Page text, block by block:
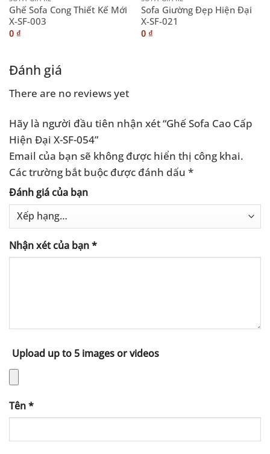
Ghế Sofa Cong Thiết Kế Mới
X-SF-003
0 ₫
Sofa Giường Đẹp Hiện Đại
X-SF-021
0 ₫
Đánh giá
There are no reviews yet
Hãy là người đầu tiên nhận xét “Ghế Sofa Cao Cấp
Hiện Đại X-SF-054”
Email của bạn sẽ không được hiển thị công khai.
Các trường bắt buộc được đánh dấu *
Đánh giá của bạn
Nhận xét của bạn*
Upload up to 5 images or videos
Tên*